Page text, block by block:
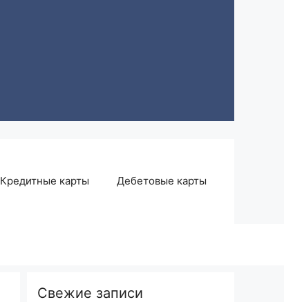
Кредитные карты Дебетовые карты
Свежие записи